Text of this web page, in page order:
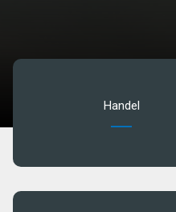
Handel